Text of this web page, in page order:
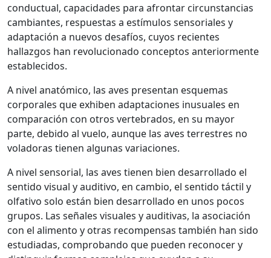
conductual, capacidades para afrontar circunstancias
cambiantes, respuestas a estímulos sensoriales y
adaptación a nuevos desafíos, cuyos recientes
hallazgos han revolucionado conceptos anteriormente
establecidos.
A nivel anatómico, las aves presentan esquemas
corporales que exhiben adaptaciones inusuales en
comparación con otros vertebrados, en su mayor
parte, debido al vuelo, aunque las aves terrestres no
voladoras tienen algunas variaciones.
A nivel sensorial, las aves tienen bien desarrollado el
sentido visual y auditivo, en cambio, el sentido táctil y
olfativo solo están bien desarrollado en unos pocos
grupos. Las señales visuales y auditivas, la asociación
con el alimento y otras recompensas también han sido
estudiadas, comprobando que pueden reconocer y